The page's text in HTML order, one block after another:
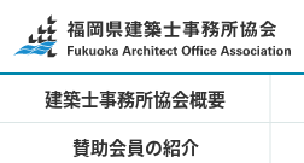
連
建築士事務所協会概要
賛助会員の紹介